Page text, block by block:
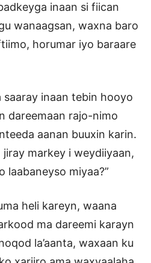
inaan si fiican
wanaagsan, waxna baro
horumar iyo baraare
saaray inaan tebin hooyo
dareemaan rajo-nimo
aanan buuxin karin.
jiray markey i weydiiyaan,
laabaneyso miyaa?”
heli kareyn, waana
ma dareemi karayn
la’aanta, waxaan ku